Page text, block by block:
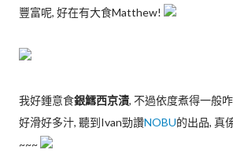
豐富呢, 好在有大食Matthew!
我好鍾意食銀鱈西京漬, 不過依度煮得一般
好滑好多汁, 聽到Ivan勁讚NOBU的出品, 真
~~~